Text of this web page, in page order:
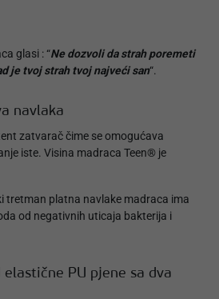
glasi : “Ne dozvoli da strah poremeti
je tvoj strah tvoj najveći san“.
navlaka
zatvarač čime se omogućava
iste. Visina madraca Teen® je
tretman platna navlake madraca ima
od negativnih uticaja bakterija i
PU pjene sa dva